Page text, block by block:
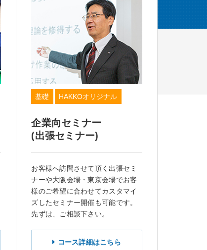
基礎 HAKKOオリジナル
企業向セミナー
(出張セミナー)
お客様へ訪問させて頂く出張セミ
ナーや大阪会場・東京会場でお客
様のご希望に合わせてカスタマイ
ズしたセミナー開催も可能です。
先ずは、ご相談下さい。
コース詳細はこちら